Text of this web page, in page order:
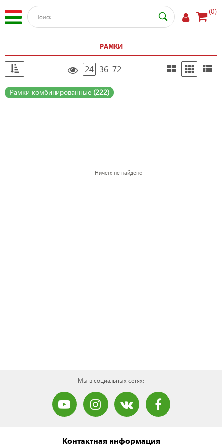
(0)
РАМКИ
24 36 72
Рамки комбинированные (222)
Ничего не найдено
Мы в социальных сетях:
Контактная информация